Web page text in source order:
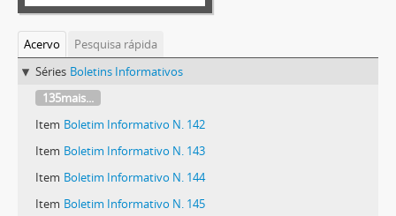
Acervo
Pesquisa rápida
Séries Boletins Informativos
135mais...
Item Boletim Informativo N. 142
Item Boletim Informativo N. 143
Item Boletim Informativo N. 144
Item Boletim Informativo N. 145